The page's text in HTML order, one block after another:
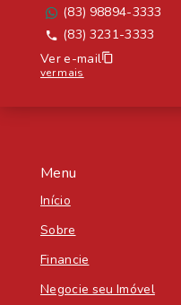
Menu
Início
Sobre
Financie
Negocie seu Imóvel
(83) 98894-3333
(83) 3231-3333
Ver e-mail
ver mais